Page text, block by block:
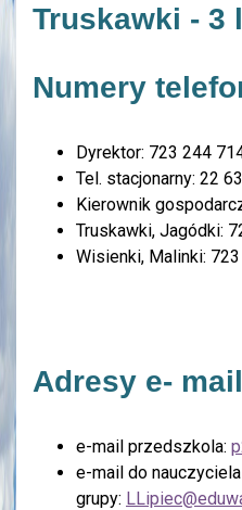
Truskawki - 3
Numery
Dyrektor: 723 244
Tel. stacjonarny: 22
Kierownik
Truskawki, Jagódki:
Wisienki, Malinki:
Adresy e-
e-mail przedszkola:
e-mail do nauczyciela
grupy: